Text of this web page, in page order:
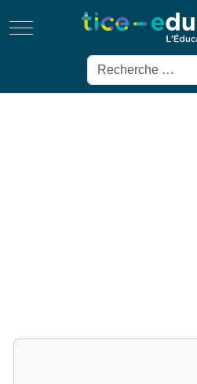
Mobile Menu Toggle
Rechercher